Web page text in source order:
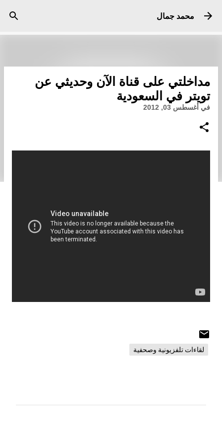
محمد جمال
مداخلتي على قناة الآن وحديثي عن
تويتر في السعودية
في أغسطس 03, 2012
لقاءات تلفزيونية وصحفية